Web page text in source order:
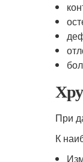
При
К